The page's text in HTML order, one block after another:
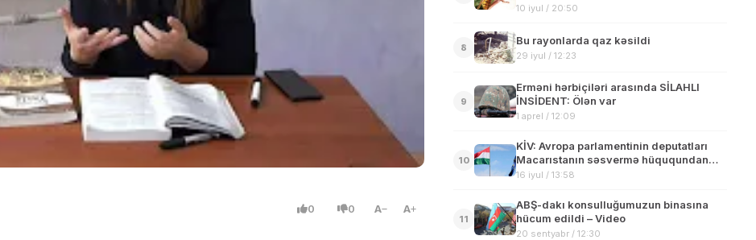
0 0 A A
10 iyul / 20:50
8
Bu rayonlarda qaz kəsildi
29 iyul / 12:23
9
Erməni hərbiçiləri arasında SİLAHLI
İNSİDENT: Ölən var
1 aprel / 12:09
10
KİV: Avropa parlamentinin deputatları
Macarıstanın səsvermə hüququndan
məhrum edilməsini istəyir
16 iyul / 13:58
11
ABŞ-dakı konsulluğumuzun binasına
hücum edildi – Video
20 sentyabr / 12:30